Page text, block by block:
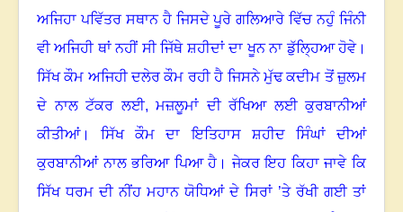
ਅਜਿਹਾ ਪਵਿੱਤਰ ਸਥਾਨ ਹੈ ਜਿਸਦੇ ਪੂਰੇ ਗਲਿਆਰੇ ਵਿੱਚ ਨਹੁੰ ਜਿੰਨੀ
ਵੀ ਅਜਿਹੀ ਥਾਂ ਨਹੀਂ ਸੀ ਜਿੱਥੇ ਸ਼ਹੀਦਾਂ ਦਾ ਖੂਨ ਨਾ ਡੁੱਲ੍ਹਿਆ ਹੋਵੇ।
ਸਿੱਖ ਕੌਮ ਅਜਿਹੀ ਦਲੇਰ ਕੌਮ ਰਹੀ ਹੈ ਜਿਸਨੇ ਮੁੱਢ ਕਦੀਮ ਤੋਂ ਜ਼ੁਲਮ
ਦੇ ਨਾਲ ਟੱਕਰ ਲਈ, ਮਜ਼ਲੂਮਾਂ ਦੀ ਰੱਖਿਆ ਲਈ ਕੁਰਬਾਨੀਆਂ
ਕੀਤੀਆਂ।ਸਿੱਖ ਕੌਮ ਦਾ ਇਤਿਹਾਸ ਸ਼ਹੀਦ ਸਿੰਘਾਂ ਦੀਆਂ
ਕੁਰਬਾਨੀਆਂ ਨਾਲ ਭਰਿਆ ਪਿਆ ਹੈ ।ਜੇਕਰ ਇਹ ਕਿਹਾ ਜਾਵੇ ਕਿ
ਸਿੱਖ ਧਰਮ ਦੀ ਨੀਂਹ ਮਹਾਨ ਯੋਧਿਆਂ ਦੇ ਸਿਰਾਂ ’ਤੇ ਰੱਖੀ ਗਈ ਤਾਂ